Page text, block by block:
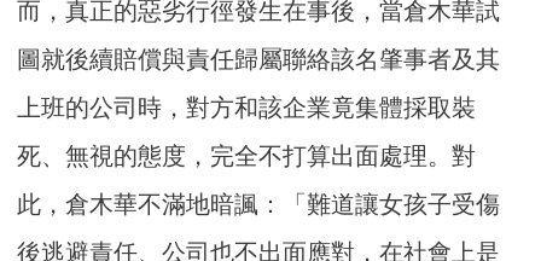
而，真正的惡劣行徑發生在事後，當倉木華試
圖就後續賠償與責任歸屬聯絡該名肇事者及其
上班的公司時，對方和該企業竟集體採取裝
死、無視的態度，完全不打算出面處理。對
此，倉木華不滿地暗諷：「難道讓女孩子受傷
後逃避責任、公司也不出面應對，在社會上是